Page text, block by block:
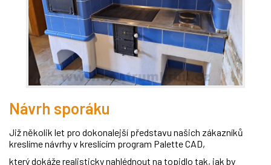
Návrh sporáku
Již několik let pro dokonalejší představu našich zákazníků
kreslíme návrhy v kreslícím program Palette CAD,
který dokáže realisticky nahlédnout na topidlo tak, jak by